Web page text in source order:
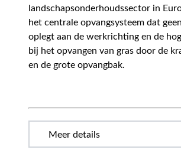
landschapsonderhoudssector in
het centrale opvangsysteem dat
oplegt aan de werkrichting en de
bij het opvangen van gras door de
en de grote opvangbak.